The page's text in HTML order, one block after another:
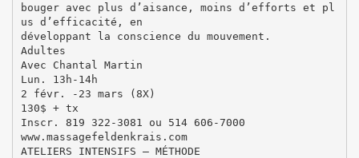
bouger avec plus d’aisance, moins d’efforts et pl
us d’efficacité, en
développant la conscience du mouvement.
Adultes
Avec Chantal Martin
Lun. 13h-14h
2 févr. -23 mars (8X)
130$ + tx
Inscr. 819 322-3081 ou 514 606-7000
www.massagefeldenkrais.com
ATELIERS INTENSIFS – MÉTHODE